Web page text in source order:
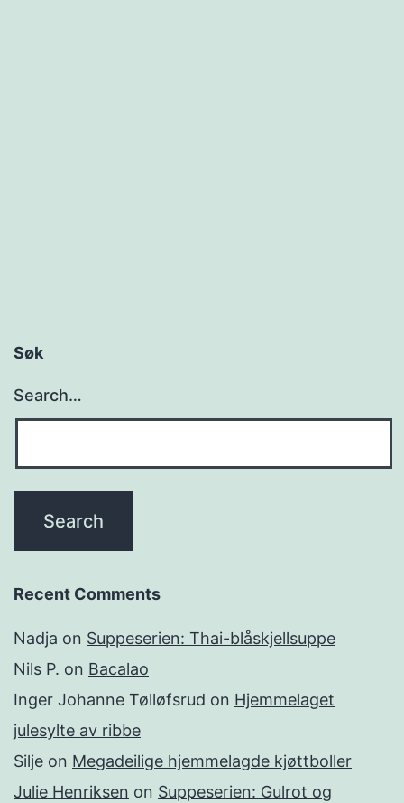
Søk
Search…
Recent Comments
Nadja on Suppeserien: Thai-blåskjellsuppe
Nils P. on Bacalao
Inger Johanne Tølløfsrud on Hjemmelaget
julesylte av ribbe
Silje on Megadeilige hjemmelagde kjøttboller
Julie Henriksen on Suppeserien: Gulrot og